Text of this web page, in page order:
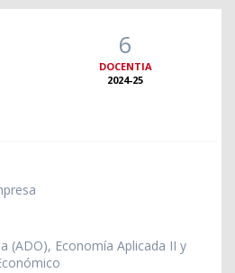
6
DOCENTIA
2024-25
(ADO), Economía Aplicada II y